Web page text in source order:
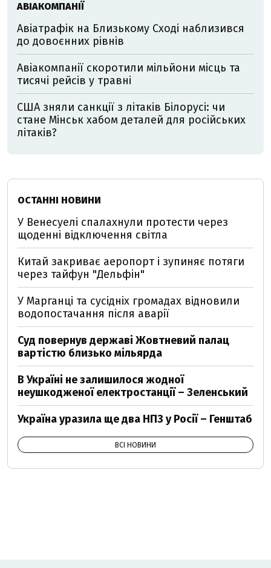
АВІАКОМПАНІЇ
Авіатрафік на Близькому Сході наблизився
до довоєнних рівнів
Авіакомпанії скоротили мільйони місць та
тисячі рейсів у травні
США зняли санкції з літаків Білорусі: чи
стане Мінськ хабом деталей для російських
літаків?
ОСТАННІ НОВИНИ
У Венесуелі спалахнули протести через
щоденні відключення світла
Китай закриває аеропорт і зупиняє потяги
через тайфун "Дельфін"
У Марганці та сусідніх громадах відновили
водопостачання після аварії
Суд повернув державі Жовтневий палац
вартістю близько мільярда
В Україні не залишилося жодної
неушкодженої електростанції – Зеленський
Україна уразила ще два НПЗ у Росії – Генштаб
ВСІ НОВИНИ